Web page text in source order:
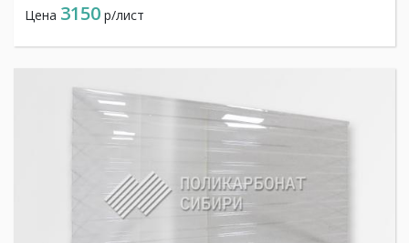
Цена 3150 р/лист